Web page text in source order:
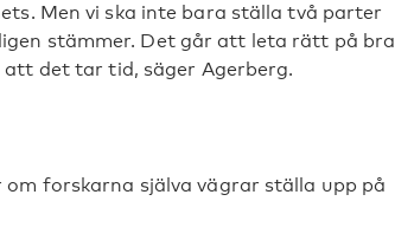
Men vi ska inte bara ställa två parter
stämmer. Det går att leta rätt på bra
det tar tid, säger Agerberg.
forskarna själva vägrar ställa upp på